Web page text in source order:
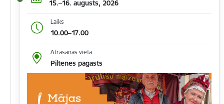
15.–16. augusts, 2026
Laiks
10.00–17.00
Atrašanās vieta
Piltenes pagasts